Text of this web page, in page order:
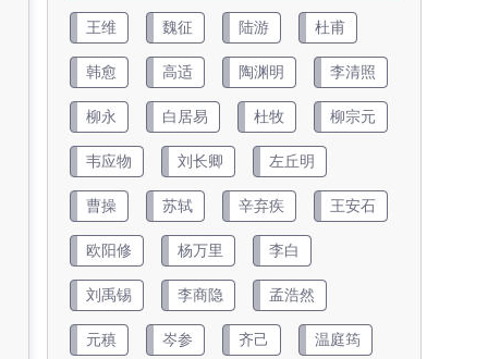
王维 魏征 陆游 杜甫
韩愈 高适 陶渊明 李清照
柳永 白居易 杜牧 柳宗元
韦应物 刘长卿 左丘明
曹操 苏轼 辛弃疾 王安石
欧阳修 杨万里 李白
刘禹锡 李商隐 孟浩然
元稹 岑参 齐己 温庭筠